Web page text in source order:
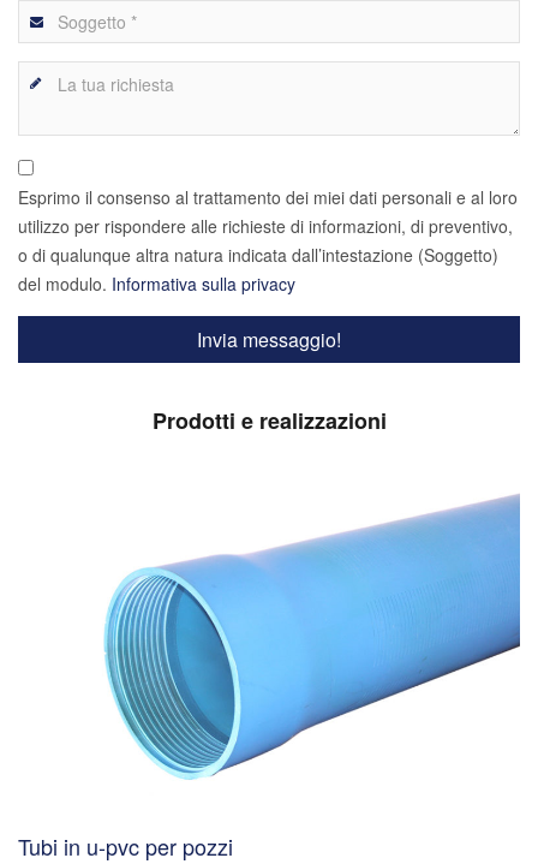
Esprimo il consenso al trattamento dei miei dati personali e al loro
utilizzo per rispondere alle richieste di informazioni, di preventivo,
o di qualunque altra natura indicata dall’intestazione (Soggetto)
del modulo. Informativa sulla privacy
Prodotti e realizzazioni
Tubi in u-pvc per pozzi